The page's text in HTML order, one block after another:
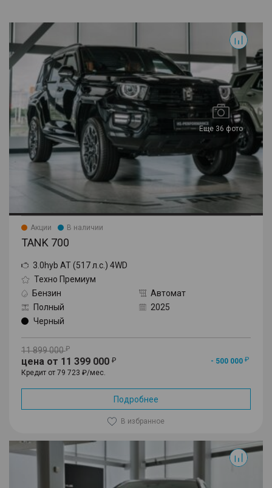
Еще 36 фото
Акции В наличии
TANK 700
3.0hyb AT (517 л.с.) 4WD
Техно Премиум
Бензин
Автомат
Полный
2025
Черный
11 899 000
цена от 11 399 000
- 500 000
Кредит от 79 723 ₽/мес.
Подробнее
В избранное